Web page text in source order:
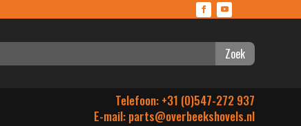
Zoek
Telefoon: +31 (0)547-272 937
E-mail: parts@overbeekshovels.nl